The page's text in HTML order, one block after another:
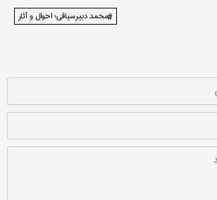
#محمد دبیرسیاقی؛ احوال و آثار